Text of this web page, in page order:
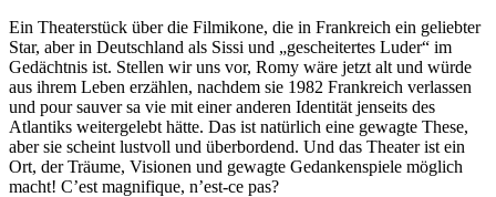
Ein Theaterstück über die Filmikone, die in Frankreich ein geliebter
Star, aber in Deutschland als Sissi und „gescheitertes Luder“ im
Gedächtnis ist. Stellen wir uns vor, Romy wäre jetzt alt und würde
aus ihrem Leben erzählen, nachdem sie 1982 Frankreich verlassen
und pour sauver sa vie mit einer anderen Identität jenseits des
Atlantiks weitergelebt hätte. Das ist natürlich eine gewagte These,
aber sie scheint lustvoll und überbordend. Und das Theater ist ein
Ort, der Träume, Visionen und gewagte Gedankenspiele möglich
macht! C’est magnifique, n’est-ce pas?